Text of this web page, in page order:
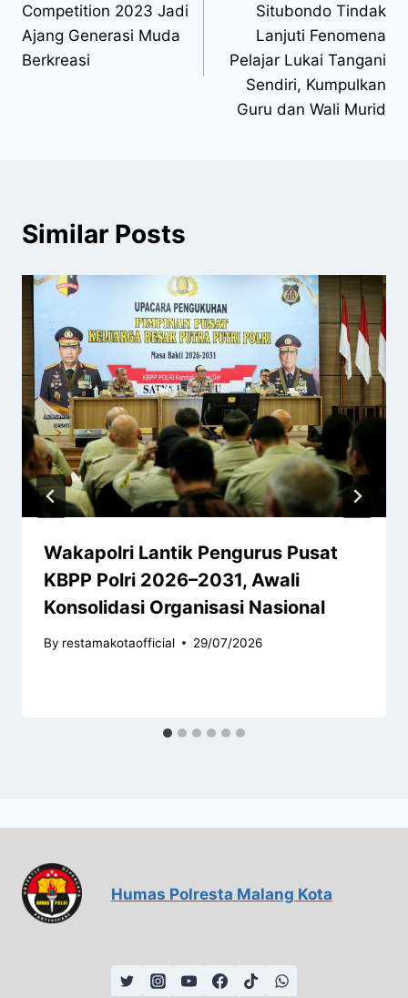
Competition 2023 Jadi
Ajang Generasi Muda
Berkreasi
Situbondo Tindak
Lanjuti Fenomena
Pelajar Lukai Tangani
Sendiri, Kumpulkan
Guru dan Wali Murid
Similar Posts
Wakapolri Lantik Pengurus Pusat
KBPP Polri 2026–2031, Awali
Konsolidasi Organisasi Nasional
By restamakotaofficial 29/07/2026
Humas Polresta Malang Kota